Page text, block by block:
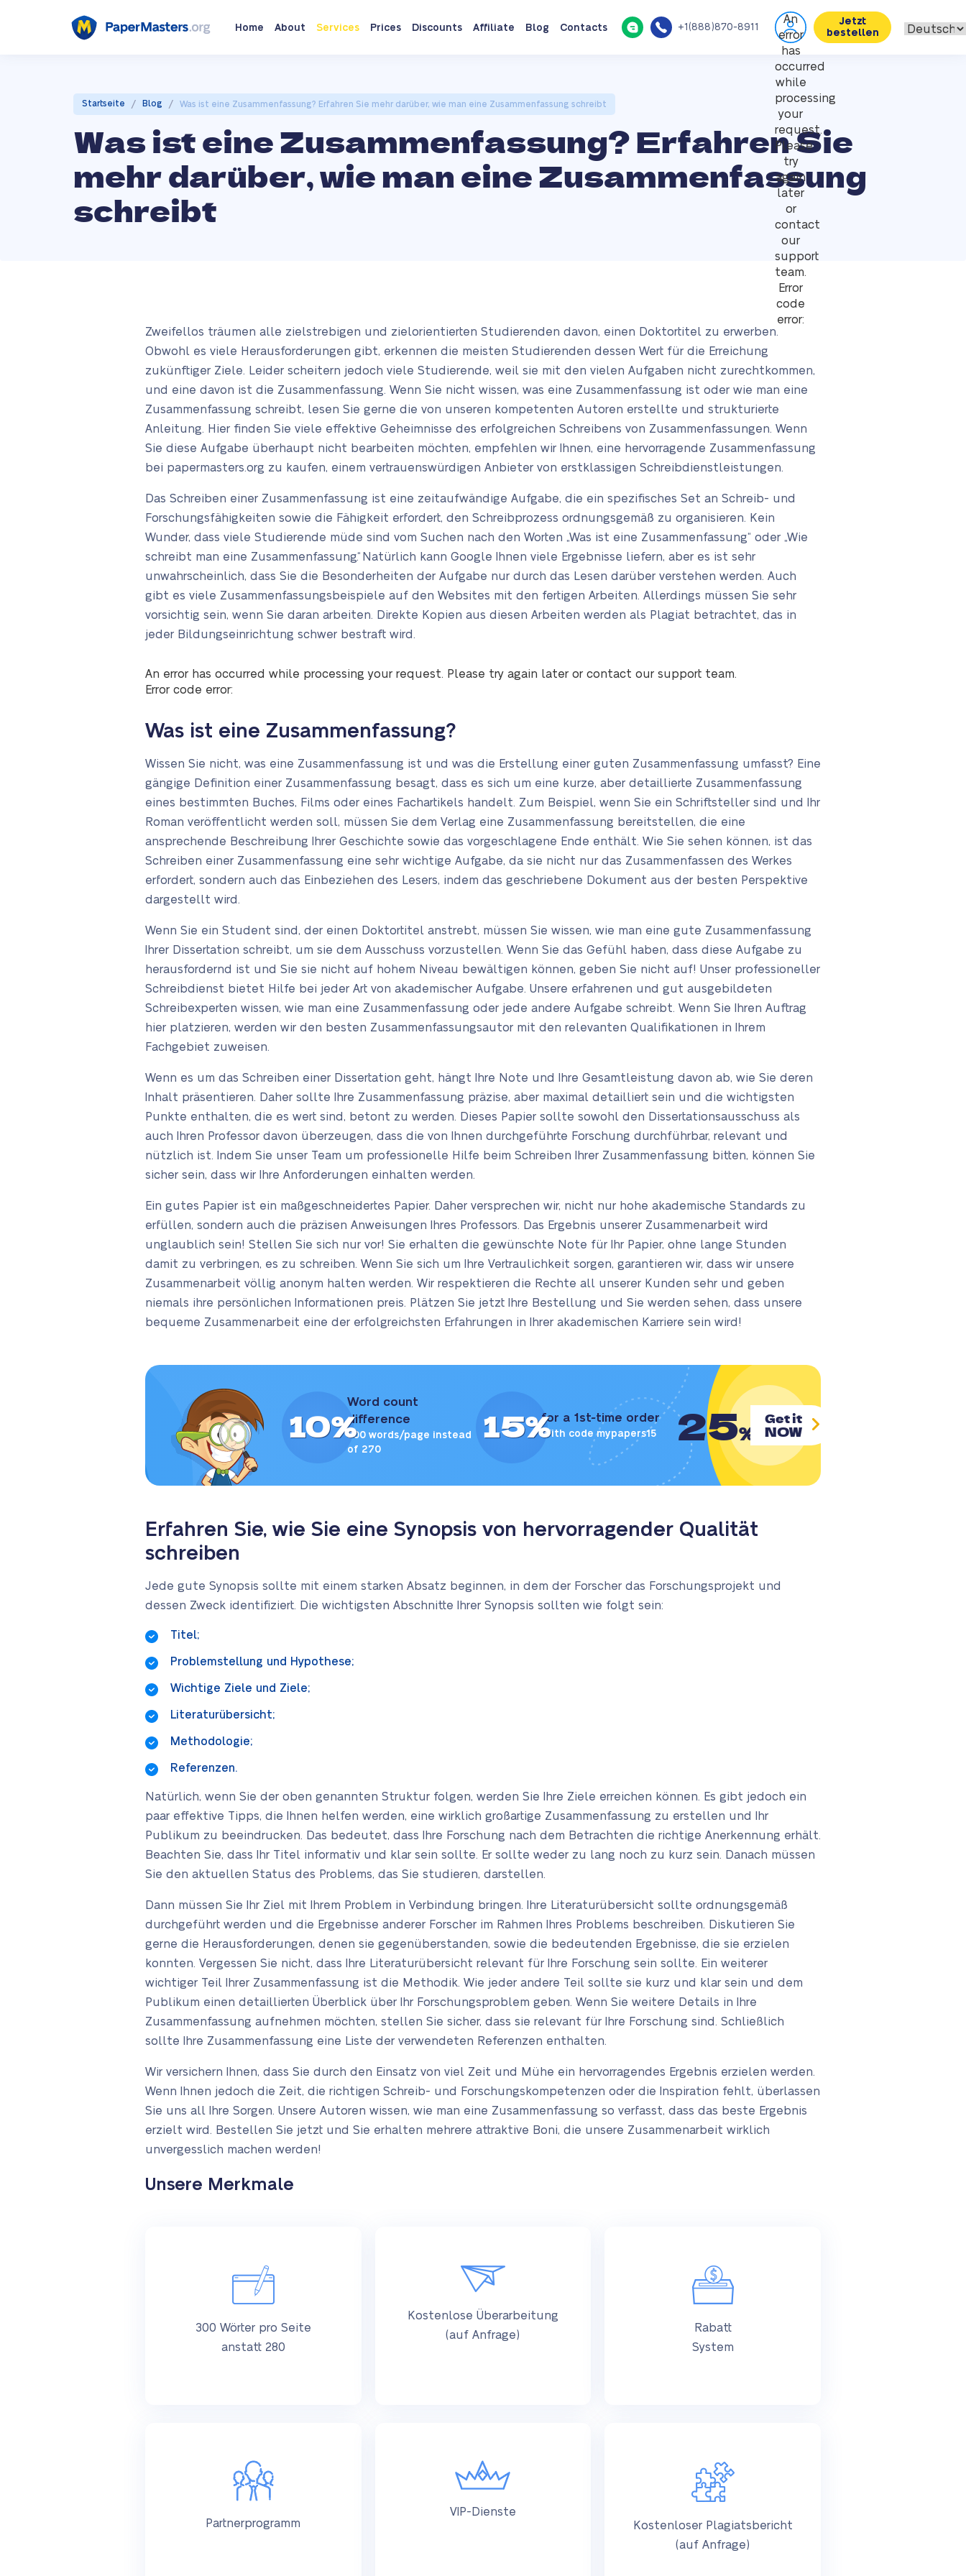
Home About Services Prices Discounts Affiliate Blog Contacts +1(888)870-8911
An
error
has
occurred
while
processing
your
request.
Please
try
again
later
or
contact
our
support
team.
Error
code
error:
Jetzt
bestellen
Startseite / Blog / Was ist eine Zusammenfassung? Erfahren Sie mehr darüber, wie man eine Zusammenfassung schreibt
Was ist eine Zusammenfassung? Erfahren Sie
mehr darüber, wie man eine Zusammenfassung
schreibt
Zweifellos träumen alle zielstrebigen und zielorientierten Studierenden davon, einen Doktortitel zu erwerben.
Obwohl es viele Herausforderungen gibt, erkennen die meisten Studierenden dessen Wert für die Erreichung
zukünftiger Ziele. Leider scheitern jedoch viele Studierende, weil sie mit den vielen Aufgaben nicht zurechtkommen,
und eine davon ist die Zusammenfassung. Wenn Sie nicht wissen, was eine Zusammenfassung ist oder wie man eine
Zusammenfassung schreibt, lesen Sie gerne die von unseren kompetenten Autoren erstellte und strukturierte
Anleitung. Hier finden Sie viele effektive Geheimnisse des erfolgreichen Schreibens von Zusammenfassungen. Wenn
Sie diese Aufgabe überhaupt nicht bearbeiten möchten, empfehlen wir Ihnen, eine hervorragende Zusammenfassung
bei papermasters.org zu kaufen, einem vertrauenswürdigen Anbieter von erstklassigen Schreibdienstleistungen.
Das Schreiben einer Zusammenfassung ist eine zeitaufwändige Aufgabe, die ein spezifisches Set an Schreib- und
Forschungsfähigkeiten sowie die Fähigkeit erfordert, den Schreibprozess ordnungsgemäß zu organisieren. Kein
Wunder, dass viele Studierende müde sind vom Suchen nach den Worten „Was ist eine Zusammenfassung“ oder „Wie
schreibt man eine Zusammenfassung“. Natürlich kann Google Ihnen viele Ergebnisse liefern, aber es ist sehr
unwahrscheinlich, dass Sie die Besonderheiten der Aufgabe nur durch das Lesen darüber verstehen werden. Auch
gibt es viele Zusammenfassungsbeispiele auf den Websites mit den fertigen Arbeiten. Allerdings müssen Sie sehr
vorsichtig sein, wenn Sie daran arbeiten. Direkte Kopien aus diesen Arbeiten werden als Plagiat betrachtet, das in
jeder Bildungseinrichtung schwer bestraft wird.
An error has occurred while processing your request. Please try again later or contact our support team.
Error code error:
Was ist eine Zusammenfassung?
Wissen Sie nicht, was eine Zusammenfassung ist und was die Erstellung einer guten Zusammenfassung umfasst? Eine
gängige Definition einer Zusammenfassung besagt, dass es sich um eine kurze, aber detaillierte Zusammenfassung
eines bestimmten Buches, Films oder eines Fachartikels handelt. Zum Beispiel, wenn Sie ein Schriftsteller sind und Ihr
Roman veröffentlicht werden soll, müssen Sie dem Verlag eine Zusammenfassung bereitstellen, die eine
ansprechende Beschreibung Ihrer Geschichte sowie das vorgeschlagene Ende enthält. Wie Sie sehen können, ist das
Schreiben einer Zusammenfassung eine sehr wichtige Aufgabe, da sie nicht nur das Zusammenfassen des Werkes
erfordert, sondern auch das Einbeziehen des Lesers, indem das geschriebene Dokument aus der besten Perspektive
dargestellt wird.
Wenn Sie ein Student sind, der einen Doktortitel anstrebt, müssen Sie wissen, wie man eine gute Zusammenfassung
Ihrer Dissertation schreibt, um sie dem Ausschuss vorzustellen. Wenn Sie das Gefühl haben, dass diese Aufgabe zu
herausfordernd ist und Sie sie nicht auf hohem Niveau bewältigen können, geben Sie nicht auf! Unser professioneller
Schreibdienst bietet Hilfe bei jeder Art von akademischer Aufgabe. Unsere erfahrenen und gut ausgebildeten
Schreibexperten wissen, wie man eine Zusammenfassung oder jede andere Aufgabe schreibt. Wenn Sie Ihren Auftrag
hier platzieren, werden wir den besten Zusammenfassungsautor mit den relevanten Qualifikationen in Ihrem
Fachgebiet zuweisen.
Wenn es um das Schreiben einer Dissertation geht, hängt Ihre Note und Ihre Gesamtleistung davon ab, wie Sie deren
Inhalt präsentieren. Daher sollte Ihre Zusammenfassung präzise, aber maximal detailliert sein und die wichtigsten
Punkte enthalten, die es wert sind, betont zu werden. Dieses Papier sollte sowohl den Dissertationsausschuss als
auch Ihren Professor davon überzeugen, dass die von Ihnen durchgeführte Forschung durchführbar, relevant und
nützlich ist. Indem Sie unser Team um professionelle Hilfe beim Schreiben Ihrer Zusammenfassung bitten, können Sie
sicher sein, dass wir Ihre Anforderungen einhalten werden.
Ein gutes Papier ist ein maßgeschneidertes Papier. Daher versprechen wir, nicht nur hohe akademische Standards zu
erfüllen, sondern auch die präzisen Anweisungen Ihres Professors. Das Ergebnis unserer Zusammenarbeit wird
unglaublich sein! Stellen Sie sich nur vor! Sie erhalten die gewünschte Note für Ihr Papier, ohne lange Stunden
damit zu verbringen, es zu schreiben. Wenn Sie sich um Ihre Vertraulichkeit sorgen, garantieren wir, dass wir unsere
Zusammenarbeit völlig anonym halten werden. Wir respektieren die Rechte all unserer Kunden sehr und geben
niemals ihre persönlichen Informationen preis. Plätzen Sie jetzt Ihre Bestellung und Sie werden sehen, dass unsere
bequeme Zusammenarbeit eine der erfolgreichsten Erfahrungen in Ihrer akademischen Karriere sein wird!
10%
Word count
difference
300 words/page instead
of 270
15%for a 1st-time order
With code mypapers15 25%
Get it
NOW
Erfahren Sie, wie Sie eine Synopsis von hervorragender Qualität
schreiben
Jede gute Synopsis sollte mit einem starken Absatz beginnen, in dem der Forscher das Forschungsprojekt und
dessen Zweck identifiziert. Die wichtigsten Abschnitte Ihrer Synopsis sollten wie folgt sein:
Titel;
Problemstellung und Hypothese;
Wichtige Ziele und Ziele;
Literaturübersicht;
Methodologie;
Referenzen.
Natürlich, wenn Sie der oben genannten Struktur folgen, werden Sie Ihre Ziele erreichen können. Es gibt jedoch ein
paar effektive Tipps, die Ihnen helfen werden, eine wirklich großartige Zusammenfassung zu erstellen und Ihr
Publikum zu beeindrucken. Das bedeutet, dass Ihre Forschung nach dem Betrachten die richtige Anerkennung erhält.
Beachten Sie, dass Ihr Titel informativ und klar sein sollte. Er sollte weder zu lang noch zu kurz sein. Danach müssen
Sie den aktuellen Status des Problems, das Sie studieren, darstellen.
Dann müssen Sie Ihr Ziel mit Ihrem Problem in Verbindung bringen. Ihre Literaturübersicht sollte ordnungsgemäß
durchgeführt werden und die Ergebnisse anderer Forscher im Rahmen Ihres Problems beschreiben. Diskutieren Sie
gerne die Herausforderungen, denen sie gegenüberstanden, sowie die bedeutenden Ergebnisse, die sie erzielen
konnten. Vergessen Sie nicht, dass Ihre Literaturübersicht relevant für Ihre Forschung sein sollte. Ein weiterer
wichtiger Teil Ihrer Zusammenfassung ist die Methodik. Wie jeder andere Teil sollte sie kurz und klar sein und dem
Publikum einen detaillierten Überblick über Ihr Forschungsproblem geben. Wenn Sie weitere Details in Ihre
Zusammenfassung aufnehmen möchten, stellen Sie sicher, dass sie relevant für Ihre Forschung sind. Schließlich
sollte Ihre Zusammenfassung eine Liste der verwendeten Referenzen enthalten.
Wir versichern Ihnen, dass Sie durch den Einsatz von viel Zeit und Mühe ein hervorragendes Ergebnis erzielen werden.
Wenn Ihnen jedoch die Zeit, die richtigen Schreib- und Forschungskompetenzen oder die Inspiration fehlt, überlassen
Sie uns all Ihre Sorgen. Unsere Autoren wissen, wie man eine Zusammenfassung so verfasst, dass das beste Ergebnis
erzielt wird. Bestellen Sie jetzt und Sie erhalten mehrere attraktive Boni, die unsere Zusammenarbeit wirklich
unvergesslich machen werden!
Unsere Merkmale
300 Wörter pro Seite
anstatt 280
Kostenlose Überarbeitung
(auf Anfrage)
Rabatt
System
Partnerprogramm
VIP-Dienste
Kostenloser Plagiatsbericht
(auf Anfrage)